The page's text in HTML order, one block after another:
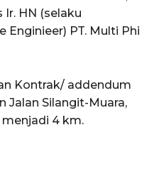
HN (selaku
Enginieer) PT. Multi Phi
Kontrak/ addendum
Jalan Silangit-Muara,
menjadi 4 km.